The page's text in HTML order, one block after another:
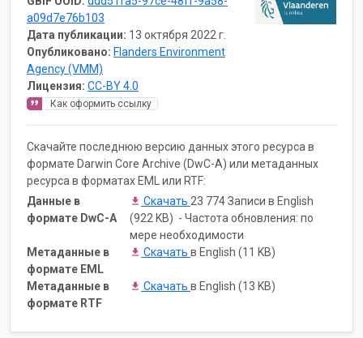
a09d7e76b103
Дата публикации: 13 октября 2022 г.
Опубликовано: Flanders Environment
Agency (VMM)
Лицензия: CC-BY 4.0
Как оформить ссылку
Скачайте последнюю версию данных этого ресурса в
формате Darwin Core Archive (DwC-A) или метаданных
ресурса в форматах EML или RTF:
Данные в
формате DwC-A
Скачать 23 774 Записи в English
(922 KB) - Частота обновления: по
мере необходимости
Метаданные в
формате EML
Скачать в English (11 KB)
Метаданные в
формате RTF
Скачать в English (13 KB)